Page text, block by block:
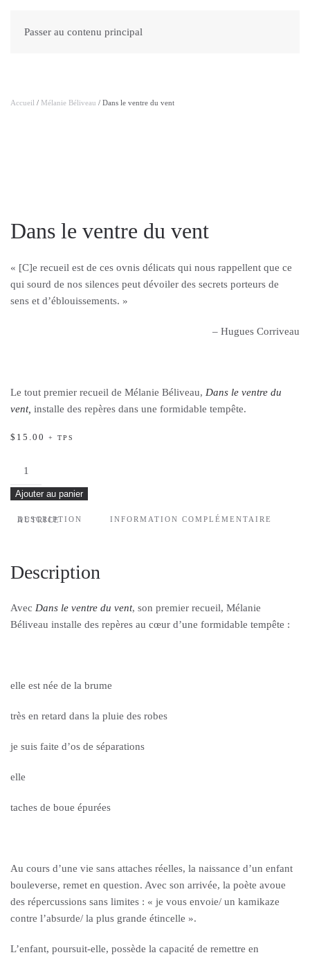
Passer au contenu principal
Accueil / Mélanie Béliveau / Dans le ventre du vent
Dans le ventre du vent
« [C]e recueil est de ces ovnis délicats qui nous rappellent que ce
qui sourd de nos silences peut dévoiler des secrets porteurs de
sens et d’éblouissements. »
– Hugues Corriveau
Le tout premier recueil de Mélanie Béliveau, Dans le ventre du
vent, installe des repères dans une formidable tempête.
$ 15.00 + TPS
quantité
Dans
vent
Ajouter au panier
DESCRIPTION INFORMATION COMPLÉMENTAIRE
AUTRICE
Description
Avec Dans le ventre du vent, son premier recueil, Mélanie
Béliveau installe des repères au cœur d’une formidable tempête :
elle est née de la brume
très en retard dans la pluie des robes
je suis faite d’os de séparations
elle
taches de boue épurées
Au cours d’une vie sans attaches réelles, la naissance d’un enfant
bouleverse, remet en question. Avec son arrivée, la poète avoue
des répercussions sans limites : « je vous envoie/ un kamikaze
contre l’absurde/ la plus grande étincelle ».
L’enfant, poursuit-elle, possède la capacité de remettre en